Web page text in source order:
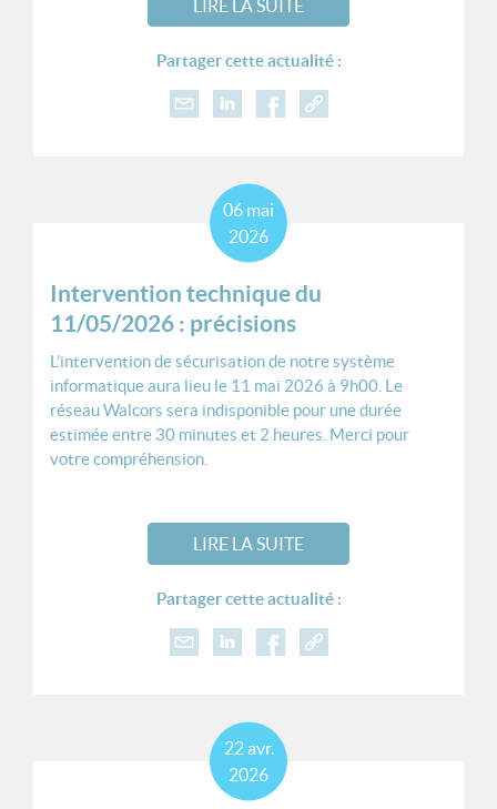
LIRE LA SUITE
Partager cette actualité :
Intervention technique du
11/05/2026 : précisions
06 mai
2026
L’intervention de sécurisation de notre système
informatique aura lieu le 11 mai 2026 à 9h00. Le
réseau Walcors sera indisponible pour une durée
estimée entre 30 minutes et 2 heures. Merci pour
votre compréhension.
LIRE LA SUITE
Partager cette actualité :
22avr.
2026